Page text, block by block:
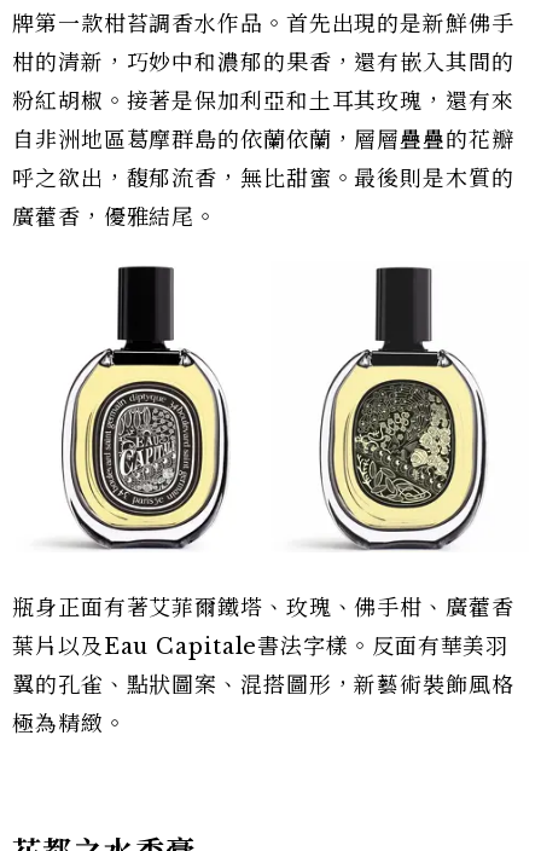
牌第一款柑苔調香水作品。首先出現的是新鮮佛手
柑的清新，巧妙中和濃郁的果香，還有嵌入其間的
粉紅胡椒。接著是保加利亞和土耳其玫瑰，還有來
自非洲地區葛摩群島的依蘭依蘭，層層疊疊的花瓣
呼之欲出，馥郁流香，無比甜蜜。最後則是木質的
廣藿香，優雅結尾。
瓶身正面有著艾菲爾鐵塔、玫瑰、佛手柑、廣藿香
葉片以及Eau Capitale書法字樣。反面有華美羽
翼的孔雀、點狀圖案、混搭圖形，新藝術裝飾風格
極為精緻。